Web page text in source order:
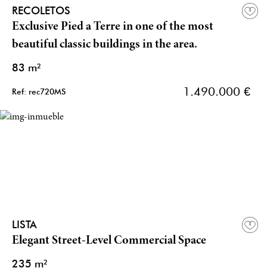
RECOLETOS
Exclusive Pied a Terre in one of the most
beautiful classic buildings in the area.
83 m²
Ref: rec720MS 1.490.000 €
LISTA
Elegant Street-Level Commercial Space
235 m²